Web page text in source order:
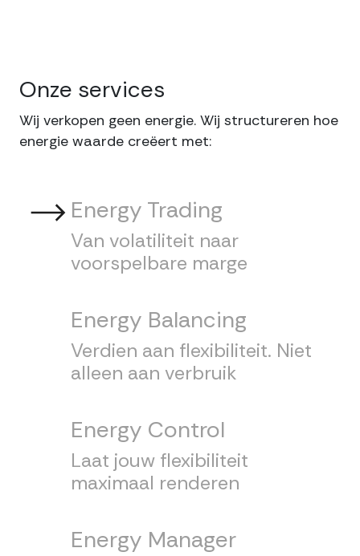
Onze services
Wij verkopen geen energie. Wij structureren hoe
energie waarde creëert met:
Energy Trading
Van volatiliteit naar
voorspelbare marge
Energy Balancing
Verdien aan flexibiliteit. Niet
alleen aan verbruik
Energy Control
Laat jouw flexibiliteit
maximaal renderen
Energy Manager